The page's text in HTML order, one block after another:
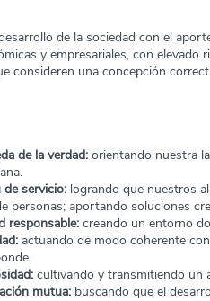
de la sociedad con el
y empresariales, con
consideren una concepción
de la verdad: orientando nuestra
de servicio: logrando que nuestros
personas; aportando soluciones
responsable: creando un entorno
actuando de modo coherente
cultivando y transmitiendo un
mutua: buscando que el